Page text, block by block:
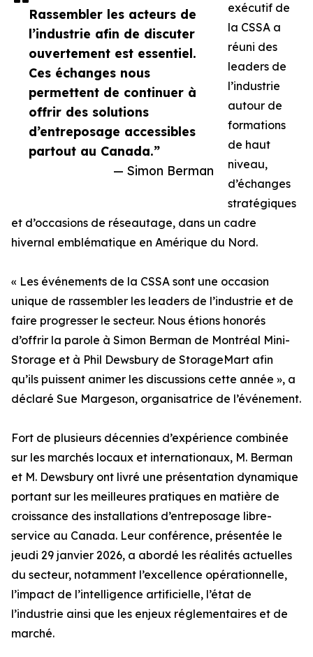
Rassembler les acteurs de
l’industrie afin de discuter
ouvertement est essentiel.
Ces échanges nous
permettent de continuer à
offrir des solutions
d’entreposage accessibles
partout au Canada.”
— Simon Berman
exécutif de
la CSSA a
réuni des
leaders de
l’industrie
autour de
formations
de haut
niveau,
d’échanges
stratégiques
et d’occasions de réseautage, dans un cadre
hivernal emblématique en Amérique du Nord.
« Les événements de la CSSA sont une occasion
unique de rassembler les leaders de l’industrie et de
faire progresser le secteur. Nous étions honorés
d’offrir la parole à Simon Berman de Montréal Mini-
Storage et à Phil Dewsbury de StorageMart afin
qu’ils puissent animer les discussions cette année », a
déclaré Sue Margeson, organisatrice de l’événement.
Fort de plusieurs décennies d’expérience combinée
sur les marchés locaux et internationaux, M. Berman
et M. Dewsbury ont livré une présentation dynamique
portant sur les meilleures pratiques en matière de
croissance des installations d’entreposage libre-
service au Canada. Leur conférence, présentée le
jeudi 29 janvier 2026, a abordé les réalités actuelles
du secteur, notamment l’excellence opérationnelle,
l’impact de l’intelligence artificielle, l’état de
l’industrie ainsi que les enjeux réglementaires et de
marché.